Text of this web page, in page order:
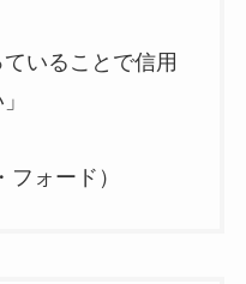
いることで信用
フォード）